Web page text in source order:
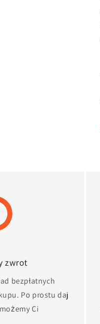
zwrot
bezpłatnych
Po prostu daj
Ci